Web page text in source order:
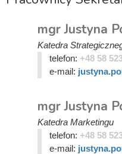
mgr Justyna
Katedra
telefon: +48 58
e-mail:
mgr Justyna
Katedra Marketingu
telefon: +48 58
e-mail: